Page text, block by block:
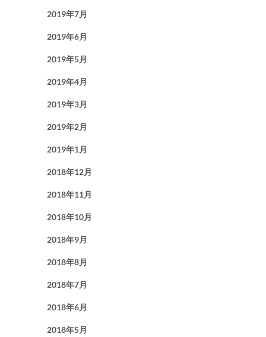
2019年7月
2019年6月
2019年5月
2019年4月
2019年3月
2019年2月
2019年1月
2018年12月
2018年11月
2018年10月
2018年9月
2018年8月
2018年7月
2018年6月
2018年5月